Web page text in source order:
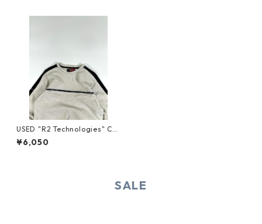
USED "R2 Technologies" CO
TTON CUT SEW
¥6,050
SALE